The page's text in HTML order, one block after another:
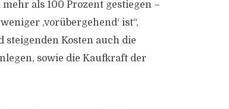
als 100 Prozent gestiegen –
,vorübergehend‘ ist“,
steigenden Kosten auch die
sowie die Kaufkraft der